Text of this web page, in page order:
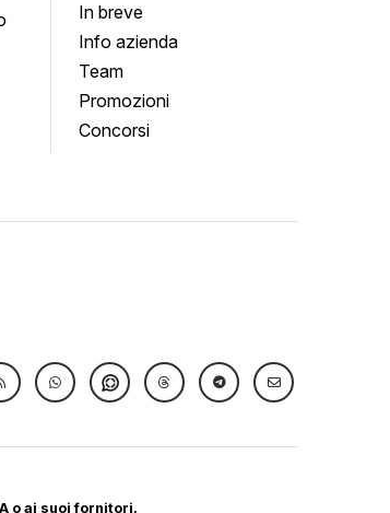
In breve
Info azienda
Team
Promozioni
Concorsi
o ai suoi fornitori.